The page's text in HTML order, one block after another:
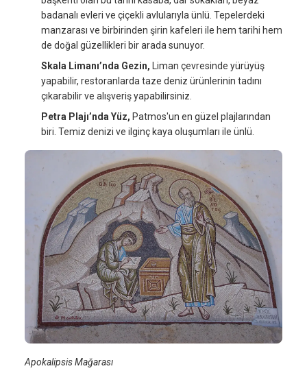
badanalı evleri ve çiçekli avlularıyla ünlü. Tepelerdeki
manzarası ve birbirinden şirin kafeleri ile hem tarihi hem
de doğal güzellikleri bir arada sunuyor.
Skala Limanı’nda Gezin,
Liman çevresinde yürüyüş
yapabilir, restoranlarda taze deniz ürünlerinin tadını
çıkarabilir ve alışveriş yapabilirsiniz.
Petra Plajı’nda Yüz, Patmos'un en güzel plajlarından
biri. Temiz denizi ve ilginç kaya oluşumları ile ünlü.
Apokalipsis Mağarası